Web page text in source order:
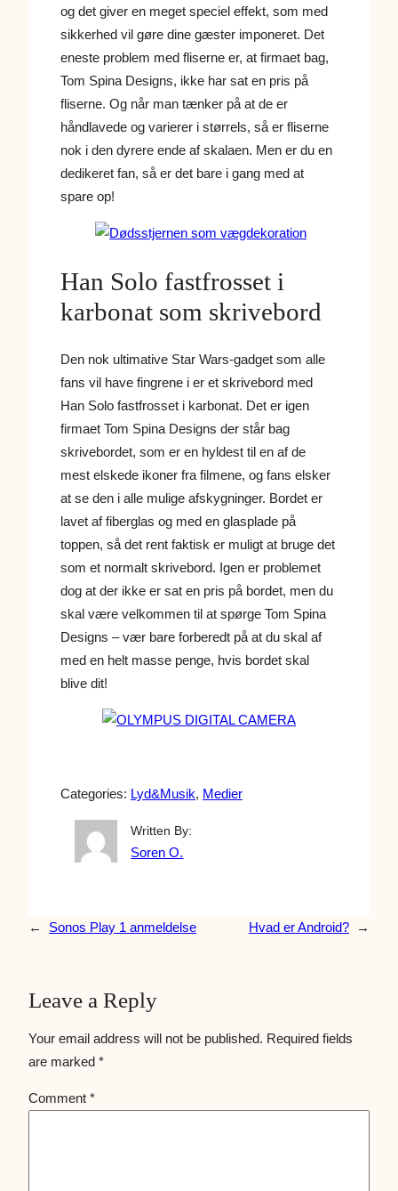
og det giver en meget speciel effekt, som med
sikkerhed vil gøre dine gæster imponeret. Det
eneste problem med fliserne er, at firmaet bag,
Tom Spina Designs, ikke har sat en pris på
fliserne. Og når man tænker på at de er
håndlavede og varierer i størrels, så er fliserne
nok i den dyrere ende af skalaen. Men er du en
dedikeret fan, så er det bare i gang med at
spare op!
Han Solo fastfrosset i
karbonat som skrivebord
Den nok ultimative Star Wars-gadget som alle
fans vil have fingrene i er et skrivebord med
Han Solo fastfrosset i karbonat. Det er igen
firmaet Tom Spina Designs der står bag
skrivebordet, som er en hyldest til en af de
mest elskede ikoner fra filmene, og fans elsker
at se den i alle mulige afskygninger. Bordet er
lavet af fiberglas og med en glasplade på
toppen, så det rent faktisk er muligt at bruge det
som et normalt skrivebord. Igen er problemet
dog at der ikke er sat en pris på bordet, men du
skal være velkommen til at spørge Tom Spina
Designs – vær bare forberedt på at du skal af
med en helt masse penge, hvis bordet skal
blive dit!
Categories: Lyd&Musik, Medier
Written By:
Soren O.
← Sonos Play 1 anmeldelse Hvad er Android? →
Leave a Reply
Your email address will not be published. Required fields
are marked *
Comment *